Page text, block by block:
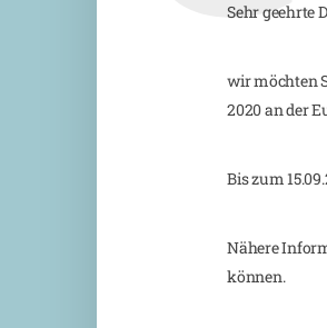
Sehr geehrte
wir möchten
2020 an der
Bis zum
Nähere
können.